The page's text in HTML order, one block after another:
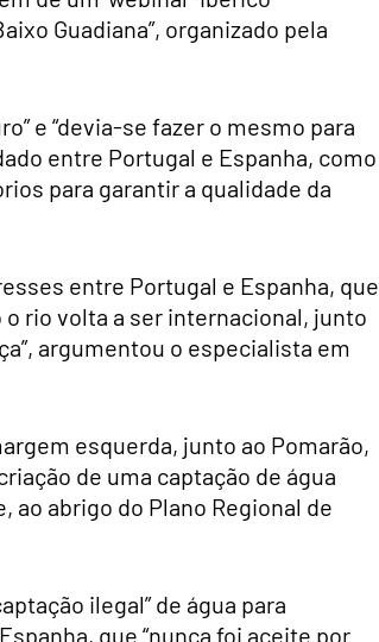
Guadiana”, organizado pela
e “devia-se fazer o mesmo para
entre Portugal e Espanha, como
para garantir a qualidade da
entre Portugal e Espanha, que
o rio volta a ser internacional, junto
argumentou o especialista em
esquerda, junto ao Pomarão,
de uma captação de água
ao abrigo do Plano Regional de
ilegal” de água para
que “nunca foi aceite por